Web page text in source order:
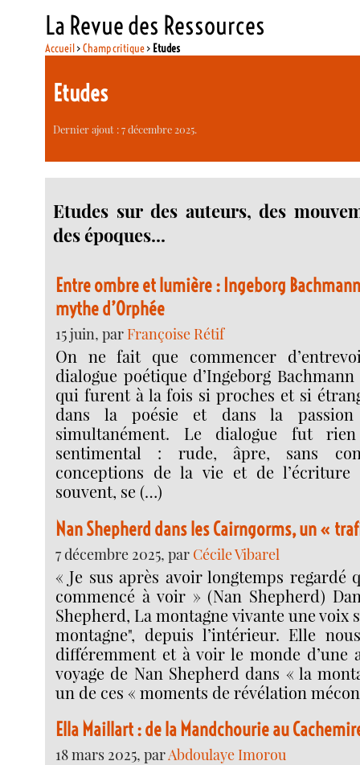
La Revue des Ressources
Accueil>Champ critique> Etudes
Etudes
Dernier ajout : 7 décembre 2025.
Etudes sur des auteurs, des
des époques...
Entre ombre et lumière : Ingeborg
mythe d’Orphée
15 juin, par Françoise Rétif
On ne fait que commencer
dialogue poétique d’Ingeborg
qui furent à la fois si proches et si
dans la poésie et dans la
simultanément. Le dialogue fut
sentimental : rude, âpre, sans
conceptions de la vie et de l’écriture
souvent, se (…)
Nan Shepherd dans les Cairngorms, un «
7 décembre 2025, par Cécile Vibarel
« Je sus après avoir longtemps regardé
commencé à voir » (Nan Shepherd)
Shepherd, La montagne vivante une voix
montagne", depuis l’intérieur. Elle
différemment et à voir le monde d’une
voyage de Nan Shepherd dans « la
un de ces « moments de révélation
Ella Maillart : de la Mandchourie au
18 mars 2025, parAbdoulaye Imorou